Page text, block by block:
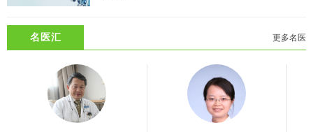
名医汇 更多名医